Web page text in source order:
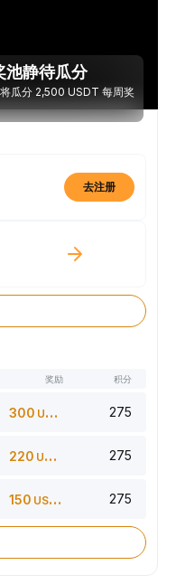
池静待瓜分
瓜分 2,500 USDT 每周奖
去注册
奖励 积分
300 USDT 275
220 USDT 275
150 USDT 275